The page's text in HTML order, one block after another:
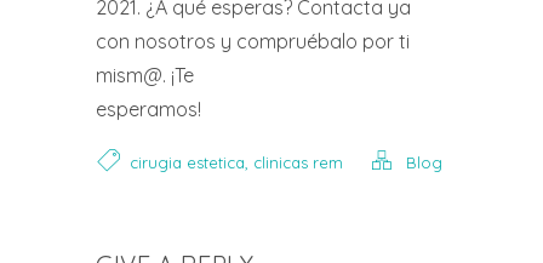
2021. ¿A qué esperas? Contacta ya
con nosotros y compruébalo por ti
mism@. ¡Te
esperamos!
cirugia estetica, clinicas rem Blog